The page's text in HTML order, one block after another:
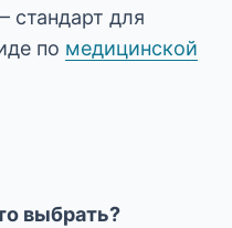
стандарт для
по медицинской
выбрать?